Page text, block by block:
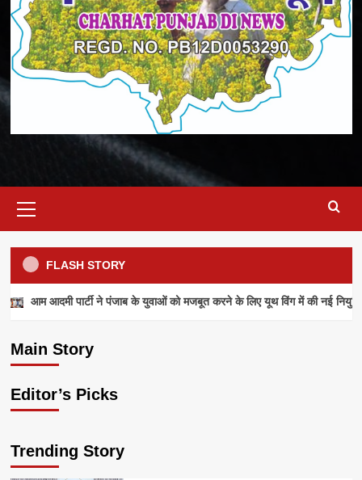
Menu
FLASH STORY
आम आदमी पार्टी ने पंजाब के युवाओं को मजबूत करने के लिए यूथ विंग में की नई
Main Story
आम आदमी पार्टी ने पंजाब के युवाओं को मजबूत करने के
admin July 28, 2026
Editor’s Picks
Trending Story